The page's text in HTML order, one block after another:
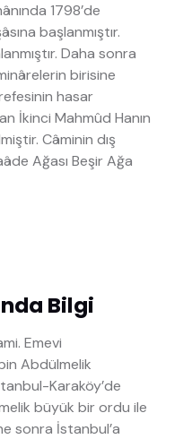
1798’de
başlanmıştır.
Daha sonra
birisine
hasar
İkinci Mahmûd Hanın
Câminin dış
Ağası Beşir Ağa
Bilgi
Emevi
Abdülmelik
Karaköy’de
büyük bir ordu ile
sonra İstanbul’a